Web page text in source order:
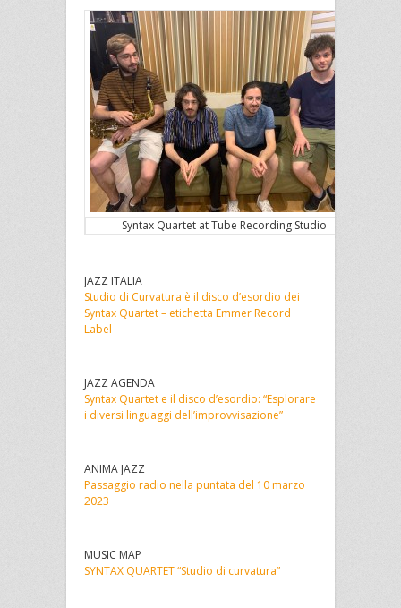
Syntax Quartet at Tube Recording Studio
JAZZ ITALIA
Studio di Curvatura è il disco d’esordio dei
Syntax Quartet – etichetta Emmer Record
Label
JAZZ AGENDA
Syntax Quartet e il disco d’esordio: “Esplorare
i diversi linguaggi dell’improvvisazione”
ANIMA JAZZ
Passaggio radio nella puntata del 10 marzo
2023
MUSIC MAP
SYNTAX QUARTET “Studio di curvatura”